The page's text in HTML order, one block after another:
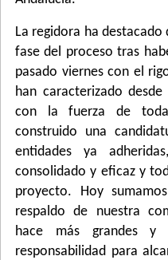
La regidora ha
fase del proceso tras
pasado viernes con el
han caracterizado
con la fuerza de
construido una
entidades ya
consolidado y eficaz y
proyecto. Hoy
respaldo de nuestra
hace más grandes
responsabilidad para